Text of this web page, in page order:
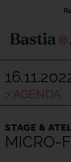
> AGENDA
STAGE &
MICRO-